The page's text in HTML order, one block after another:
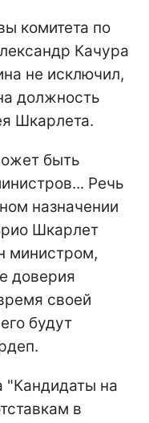
комитета по
Качура
не исключил,
должность
Шкарлета.
быть
Речь
назначении
Шкарлет
министром,
доверия
своей
будут
"Кандидаты на
в